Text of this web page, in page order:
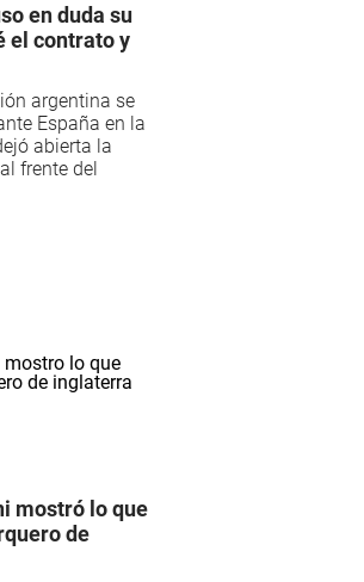
en duda su
el contrato y
argentina se
España en la
abierta la
frente del
mostró lo que
de